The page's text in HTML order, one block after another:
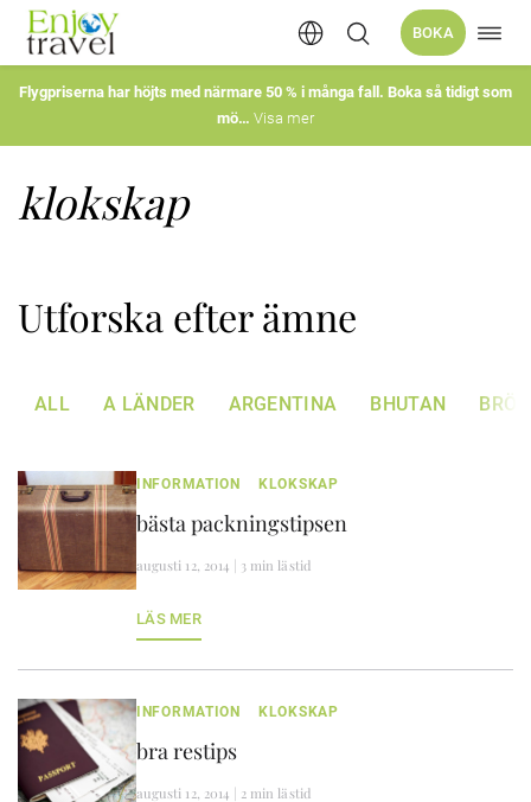
Hoppa
till
innehåll
BOKA
Flygpriserna har höjts med närmare 50 % i många fall. Boka så tidigt som
mö
Visa mer
klokskap
Utforska efter ämne
ALL A LÄNDER ARGENTINA BHUTAN
INFORMATION KLOKSKAP
bästa packningstipsen
augusti 12, 2014 | 3 min lästid
LÄS MER
INFORMATION KLOKSKAP
bra restips
augusti 12, 2014 | 2 min lästid